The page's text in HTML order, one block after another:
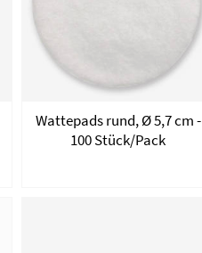
Wattepads rund, Ø 5,7 cm -
100 Stück/Pack